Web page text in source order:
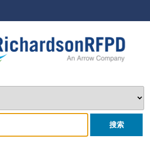
搜索